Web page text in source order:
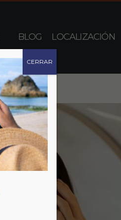
BLOG LOCALIZACIÓN
CERRAR